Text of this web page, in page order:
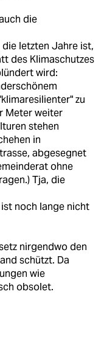
die
letzten Jahre ist,
des Klimaschutzes
wird:
zu
Meter weiter
stehen
in
abgesegnet
ohne
Tja, die
noch lange nicht
nirgendwo den
schützt. Da
wie
obsolet.